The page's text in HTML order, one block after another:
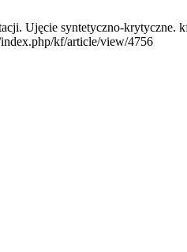
Ujęcie syntetyczno-krytyczne.
kf/article/view/4756